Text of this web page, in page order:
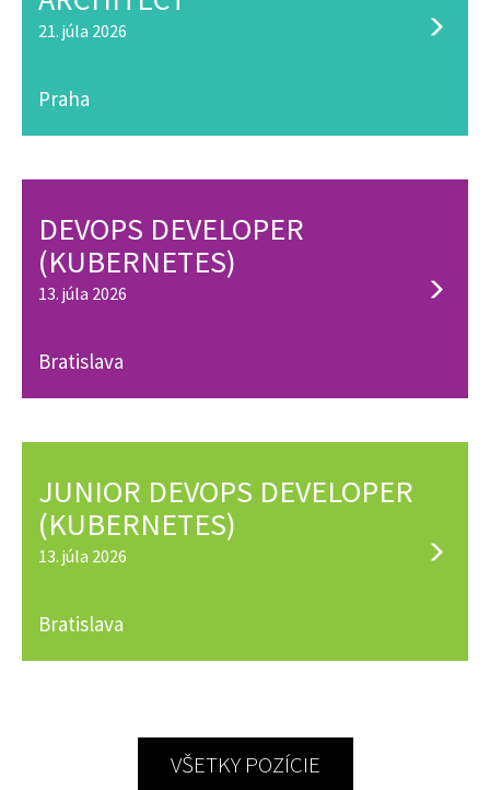
21. júla 2026
Praha
DEVOPS DEVELOPER
(KUBERNETES)
13. júla 2026
Bratislava
JUNIOR DEVOPS DEVELOPER
(KUBERNETES)
13. júla 2026
Bratislava
VŠETKY POZÍCIE